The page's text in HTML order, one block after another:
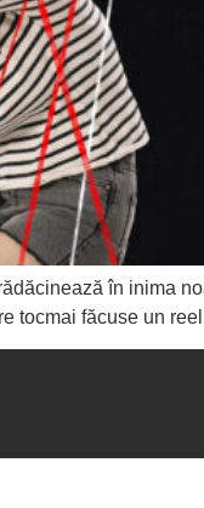
în inima
tocmai făcuse un